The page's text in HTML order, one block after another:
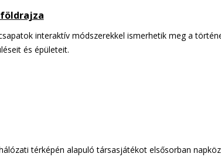
interaktív módszerekkel ismerhetik meg a
és épületeit.
térképén alapuló társasjátékot elsősorban